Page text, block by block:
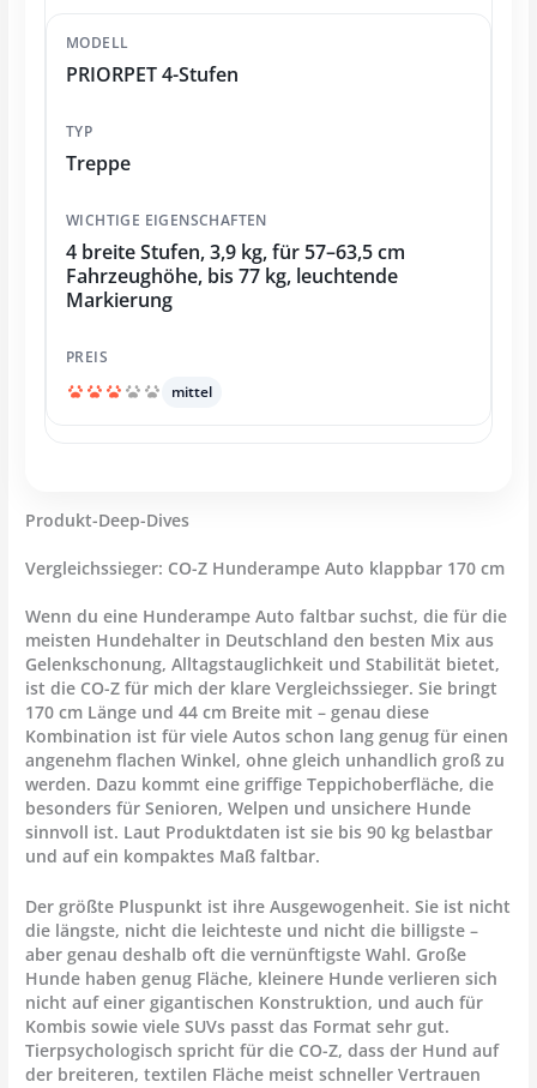
PRIORPET 4-Stufen
Treppe
4 breite Stufen, 3,9 kg, für 57–63,5 cm
Fahrzeughöhe, bis 77 kg, leuchtende
Markierung
mittel
Produkt-Deep-Dives
Vergleichssieger: CO-Z Hunderampe Auto klappbar 170 cm
Wenn du eine Hunderampe Auto faltbar suchst, die für die
meisten Hundehalter in Deutschland den besten Mix aus
Gelenkschonung, Alltagstauglichkeit und Stabilität bietet,
ist die CO-Z für mich der klare Vergleichssieger. Sie bringt
170 cm Länge und 44 cm Breite mit – genau diese
Kombination ist für viele Autos schon lang genug für einen
angenehm flachen Winkel, ohne gleich unhandlich groß zu
werden. Dazu kommt eine griffige Teppichoberfläche, die
besonders für Senioren, Welpen und unsichere Hunde
sinnvoll ist. Laut Produktdaten ist sie bis 90 kg belastbar
und auf ein kompaktes Maß faltbar.
Der größte Pluspunkt ist ihre Ausgewogenheit. Sie ist nicht
die längste, nicht die leichteste und nicht die billigste –
aber genau deshalb oft die vernünftigste Wahl. Große
Hunde haben genug Fläche, kleinere Hunde verlieren sich
nicht auf einer gigantischen Konstruktion, und auch für
Kombis sowie viele SUVs passt das Format sehr gut.
Tierpsychologisch spricht für die CO-Z, dass der Hund auf
der breiteren, textilen Fläche meist schneller Vertrauen